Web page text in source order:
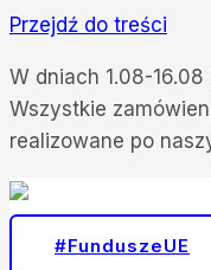
Przejdź do treści
W dniach 1.08-
Wszystkie
realizowane po
#FunduszeUE